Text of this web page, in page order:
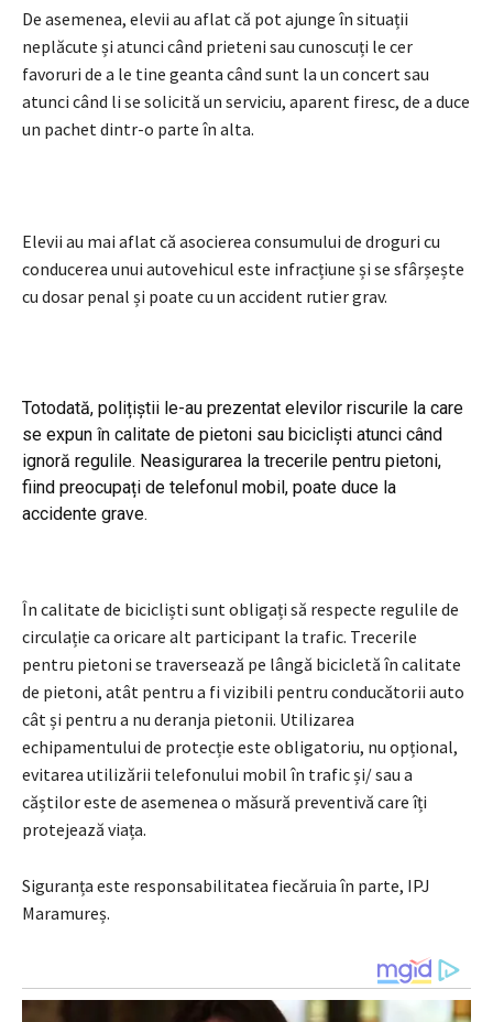
De asemenea, elevii au aflat că pot ajunge în situații
neplăcute și atunci când prieteni sau cunoscuți le cer
favoruri de a le tine geanta când sunt la un concert sau
atunci când li se solicită un serviciu, aparent firesc, de a duce
un pachet dintr-o parte în alta.
Elevii au mai aflat că asocierea consumului de droguri cu
conducerea unui autovehicul este infracțiune și se sfârșește
cu dosar penal și poate cu un accident rutier grav.
Totodată, polițiștii le-au prezentat elevilor riscurile la care
se expun în calitate de pietoni sau bicicliști atunci când
ignoră regulile. Neasigurarea la trecerile pentru pietoni,
fiind preocupați de telefonul mobil, poate duce la
accidente grave.
În calitate de bicicliști sunt obligați să respecte regulile de
circulație ca oricare alt participant la trafic. Trecerile
pentru pietoni se traversează pe lângă bicicletă în calitate
de pietoni, atât pentru a fi vizibili pentru conducătorii auto
cât și pentru a nu deranja pietonii. Utilizarea
echipamentului de protecție este obligatoriu, nu opțional,
evitarea utilizării telefonului mobil în trafic și/ sau a
căștilor este de asemenea o măsură preventivă care îți
protejează viața.
Siguranța este responsabilitatea fiecăruia în parte, IPJ
Maramureș.